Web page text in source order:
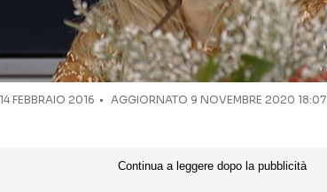
14 FEBBRAIO 2016 AGGIORNATO 9 NOVEMBRE 2020 18:07